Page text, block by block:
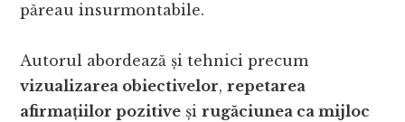
păreau insurmontabile.
Autorul abordează și tehnici precum
vizualizarea obiectivelor,repetarea
afirmațiilor pozitive șirugăciunea ca mijloc